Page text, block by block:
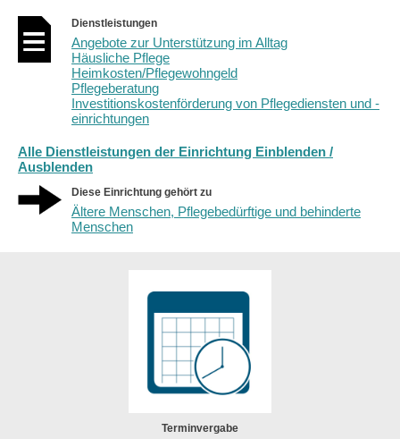
Dienstleistungen
Angebote zur Unterstützung im Alltag
Häusliche Pflege
Heimkosten/Pflegewohngeld
Pflegeberatung
Investitionskostenförderung von Pflegediensten und -
einrichtungen
Alle Dienstleistungen der Einrichtung Einblenden /
Ausblenden
Diese Einrichtung gehört zu
Ältere Menschen, Pflegebedürftige und behinderte
Menschen
Terminvergabe